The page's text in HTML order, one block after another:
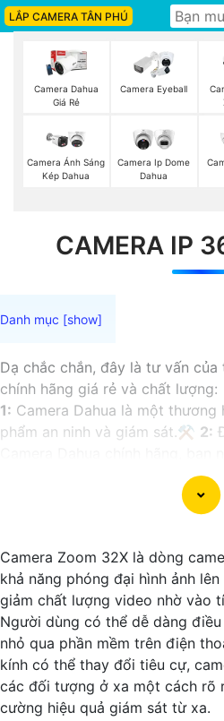
LẮP CAMERA TÂN PHÚ
Camera Dahua
Giá Rẻ
Camera Eyeball
Camera Ánh Sáng
Kép Dahua
Camera Ip Dome
Dahua
CAMERA IP
Dạ chắc chắn, đây là tư vấn của
chính hãng giá rẻ và chất lượng:
1: Camera Dahua là một thương
phẩm an ninh và giám sát.⚒ 2:
uy tín hoặc các đại lý chính
của Camera Dahua có thể thay
năng của camera. Bạn nên tìm
độ phân giải cao, tính năng
Nếu bạn muốn tìm camera
khảo trên các website thương
cửa hàng điện tử.
Hy vọng rằng những thông tin
được Camera Dahua chính
bạn có thêm câu hỏi hoặc cần
ngại để lại Cung cấp cho công
Camera Zoom 32X là dòng
khả năng phóng đại hình ảnh
giảm chất lượng video nhờ vào
Người dùng có thể dễ dàng
nhỏ qua phần mềm trên điện
kính có thể thay đổi tiêu cự,
các đối tượng ở xa một cách rõ
cường hiệu quả giám sát từ xa.